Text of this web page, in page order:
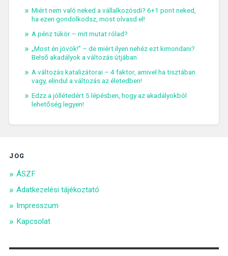
Miért nem való neked a vállalkozósdi? 6+1 pont neked,
ha ezen gondolkodsz, most olvasd el!
A pénz tükör – mit mutat rólad?
„Most én jövök!” – de miért ilyen nehéz ezt kimondani?
Belső akadályok a változás útjában
A változás katalizátorai – 4 faktor, amivel ha tisztában
vagy, elindul a változás az életedben!
Edzz a jóllétedért 5 lépésben, hogy az akadályokból
lehetőség legyen!
JOG
ÁSZF
Adatkezelési tájékoztató
Impresszum
Kapcsolat